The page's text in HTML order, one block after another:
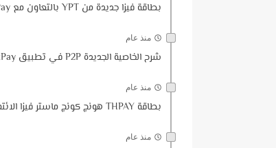
بطاقة فيزا جديدة من YPT بالتعاون مع RedotPay: شرح كامل لطريقة التسجيل والاستخدام ودعم المتاجر الإلكترونية
منذ عام
شرح الخاصية الجديدة P2P في تطبيق RedotPay
منذ عام
بطاقة THPAY هونج كونج ماستر فيزا الائتمانية للدفع والتسوق عبر الإنترنت بدون رسوم شهرية أو سنوية
منذ عام